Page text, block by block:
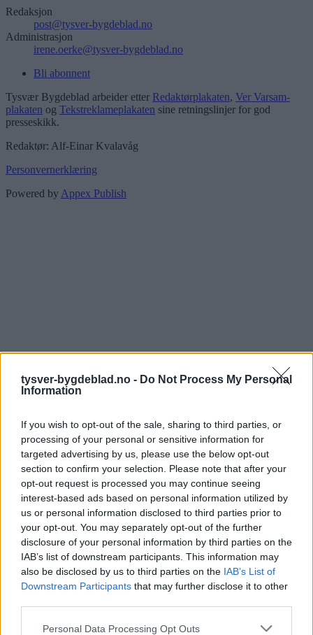
tysver-bygdeblad.no - Do Not Process My Personal
Information
If you wish to opt-out of the sale, sharing to third parties, or
processing of your personal or sensitive information for
targeted advertising by us, please use the below opt-out
section to confirm your selection. Please note that after your
opt-out request is processed you may continue seeing
interest-based ads based on personal information utilized by
us or personal information disclosed to third parties prior to
your opt-out. You may separately opt-out of the further
disclosure of your personal information by third parties on the
IAB’s list of downstream participants. This information may
also be disclosed by us to third parties on the IAB’s List of
Downstream Participants that may further disclose it to other
Personal Data Processing Opt Outs
Redaksjon
post@tysver-bygdeblad.no
Administrasjon
irene.oerke@tysver-bygdeblad.no
Bli abonnent
Tysvær Bygdeblad arbeider etter Redaktørplakaten, Ver Varsam-
plakaten og Tekstreklameplakaten sine retningslinjer for god
presseskikk.
Redaktør: Alf-Einar Kvalavåg
Personvernerklæring
Powered by Appex Publish